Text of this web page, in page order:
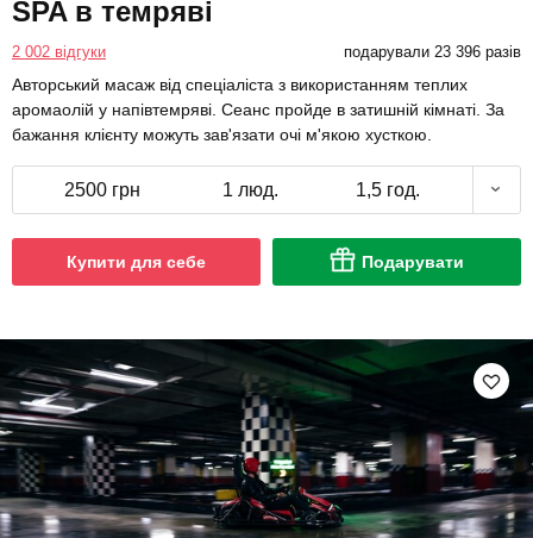
SPA в темряві
2 002 відгуки подарували 23 396 разів
Авторський масаж від спеціаліста з використанням теплих
аромаолій у напівтемряві. Сеанс пройде в затишній кімнаті. За
бажання клієнту можуть зав'язати очі м'якою хусткою.
2500 грн 1 люд. 1,5 год.
Купити для себе Подарувати